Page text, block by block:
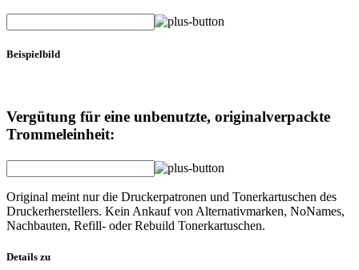
Beispielbild
Vergütung für eine unbenutzte, originalverpackte
Trommeleinheit:
Original meint nur die Druckerpatronen und Tonerkartuschen des
Druckerherstellers. Kein Ankauf von Alternativmarken, NoNames,
Nachbauten, Refill- oder Rebuild Tonerkartuschen.
Details zu